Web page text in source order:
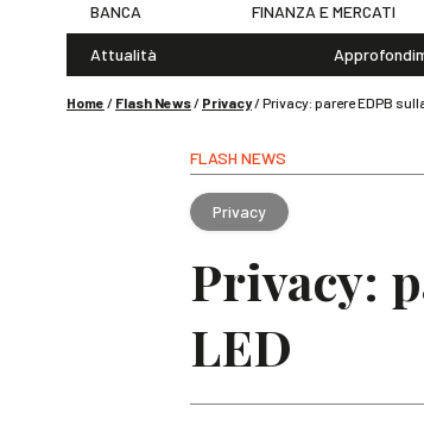
BANCA FINANZA E MERCATI
Attualità
Home / Flash News/ Privacy/Privacy: parere EDPB
FLASH NEWS
Privacy
Privacy:
LED